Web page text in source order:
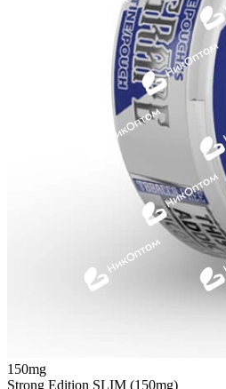
150mg
Strong Edition SLIM (150mg)